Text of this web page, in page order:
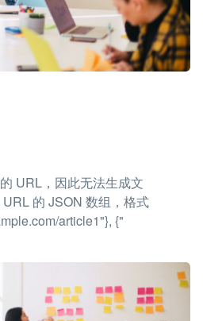
URL，因此无法生成文
的 JSON 数组，格式
article1"}, {"